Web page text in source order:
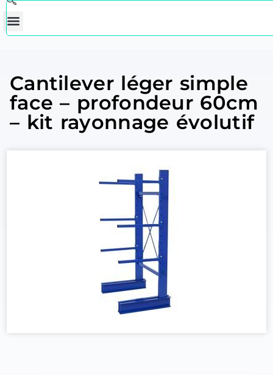
Cantilever léger simple
face – profondeur 60cm
– kit rayonnage évolutif